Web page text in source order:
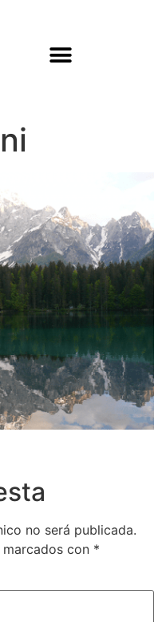
no será publicada.
con *